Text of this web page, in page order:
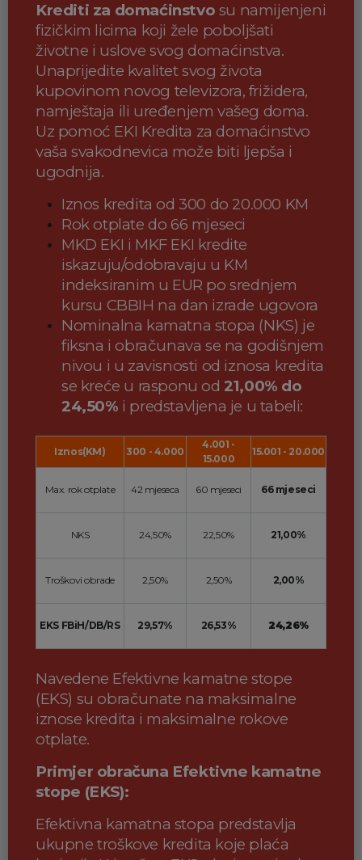
Krediti za domaćinstvo su namijenjeni
fizičkim licima koji žele poboljšati
životne i uslove svog domaćinstva.
Unaprijedite kvalitet svog života
kupovinom novog televizora, frižidera,
namještaja ili uređenjem vašeg doma.
Uz pomoć EKI Kredita za domaćinstvo
vaša svakodnevica može biti ljepša i
ugodnija.
Iznos kredita od 300 do 20.000 KM
Rok otplate do 66 mjeseci
MKD EKI i MKF EKI kredite
iskazuju/odobravaju u KM
indeksiranim u EUR po srednjem
kursu CBBIH na dan izrade ugovora
Nominalna kamatna stopa (NKS) je
fiksna i obračunava se na godišnjem
nivou i u zavisnosti od iznosa kredita
se kreće u rasponu od21,00% do
24,50% i predstavljena je u tabeli:
Iznos(KM) 300 - 4.000
4.001 -
15.000
15.001 - 20.000
Max. rok otplate 42 mjeseca 60 mjeseci 66 mjeseci
NKS 24,50% 22,50% 21,00%
Troškovi obrade 2,50% 2,50% 2,00%
EKS FBiH/DB/RS 29,57% 26,53% 24,26%
Navedene Efektivne kamatne stope
(EKS) su obračunate na maksimalne
iznose kredita i maksimalne rokove
otplate.
Primjer obračuna Efektivne kamatne
stope (EKS):
Efektivna kamatna stopa predstavlja
ukupne troškove kredita koje plaća